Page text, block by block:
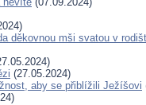
děkovnou mši svatou v
(27.05.2024)
aby se přiblížili Ježíšovi